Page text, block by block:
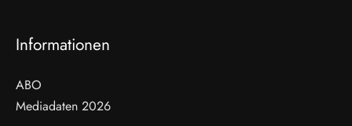
Informationen
ABO
Mediadaten 2026